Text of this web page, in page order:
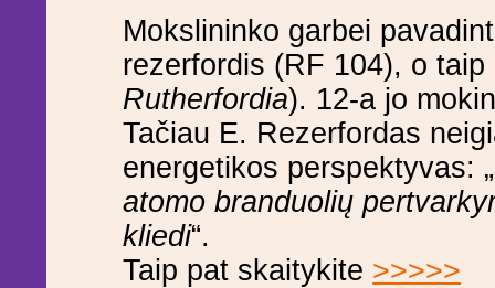
Mokslininko garbei
rezerfordis (RF 104), o
Rutherfordia). 12-a jo
Tačiau E. Rezerfordas
energetikos perspektyvas: „
atomo branduolių
kliedi“.
Taip pat skaitykite >>>>>